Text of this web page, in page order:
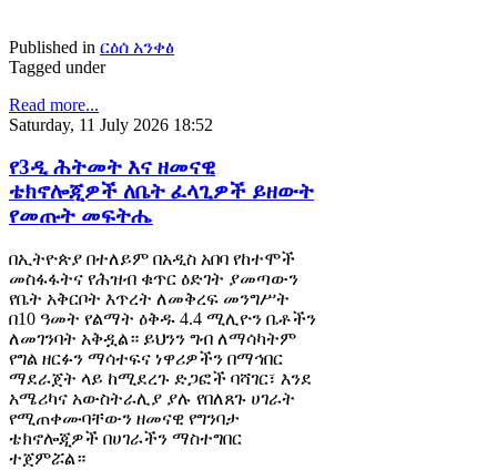
Published in ርዕሰ አንቀፅ
Tagged under
Read more...
Saturday, 11 July 2026 18:52
የ3ዲ ሕትመት እና ዘመናዊ
ቴክኖሎጂዎች ለቤት ፈላጊዎች ይዘውት
የመጡት መፍትሔ
በኢትዮጵያ በተለይም በአዲስ አበባ የከተሞች
መስፋፋትና የሕዝብ ቁጥር ዕድገት ያመጣውን
የቤት አቅርቦት እጥረት ለመቅረፍ መንግሥት
በ10 ዓመት የልማት ዕቅዱ 4.4 ሚሊዮን ቤቶችን
ለመገንባት አቅዷል። ይህንን ግብ ለማሳካትም
የግል ዘርፉን ማሳተፍና ነዋሪዎችን በማኅበር
ማደራጀት ላይ ከሚደረጉ ድጋፎች ባሻገር፣ እንደ
አሜሪካና አውስትራሊያ ያሉ የበለጸጉ ሀገራት
የሚጠቀሙባቸውን ዘመናዊ የግንባታ
ቴክኖሎጂዎች በሀገራችን ማስተግበር
ተጀምሯል።